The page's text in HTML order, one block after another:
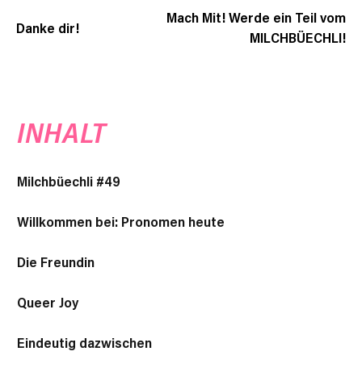
Danke dir!
Mach Mit! Werde ein Teil vom
MILCHBÜECHLI!
INHALT
Milchbüechli #49
Willkommen bei: Pronomen heute
Die Freundin
Queer Joy
Eindeutig dazwischen